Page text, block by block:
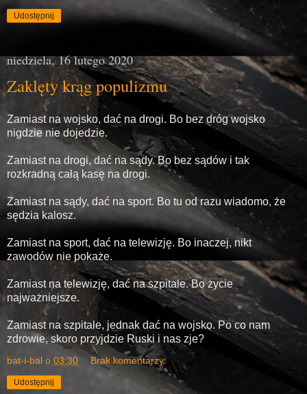
Udostępnij
niedziela, 16 lutego 2020
Zaklęty krąg populizmu
Zamiast na wojsko, dać na drogi. Bo bez dróg wojsko
nigdzie nie dojedzie.
Zamiast na drogi, dać na sądy. Bo bez sądów i tak
rozkradną całą kasę na drogi.
Zamiast na sądy, dać na sport. Bo tu od razu wiadomo, że
sędzia kalosz.
Zamiast na sport, dać na telewizję. Bo inaczej, nikt
zawodów nie pokaże.
Zamiast na telewizję, dać na szpitale. Bo życie
najważniejsze.
Zamiast na szpitale, jednak dać na wojsko. Po co nam
zdrowie, skoro przyjdzie Ruski i nas zje?
bat-i-bal o 03:30 Brak komentarzy:
Udostępnij